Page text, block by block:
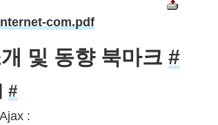
com.pdf
및 동향 북마크 #
#
: